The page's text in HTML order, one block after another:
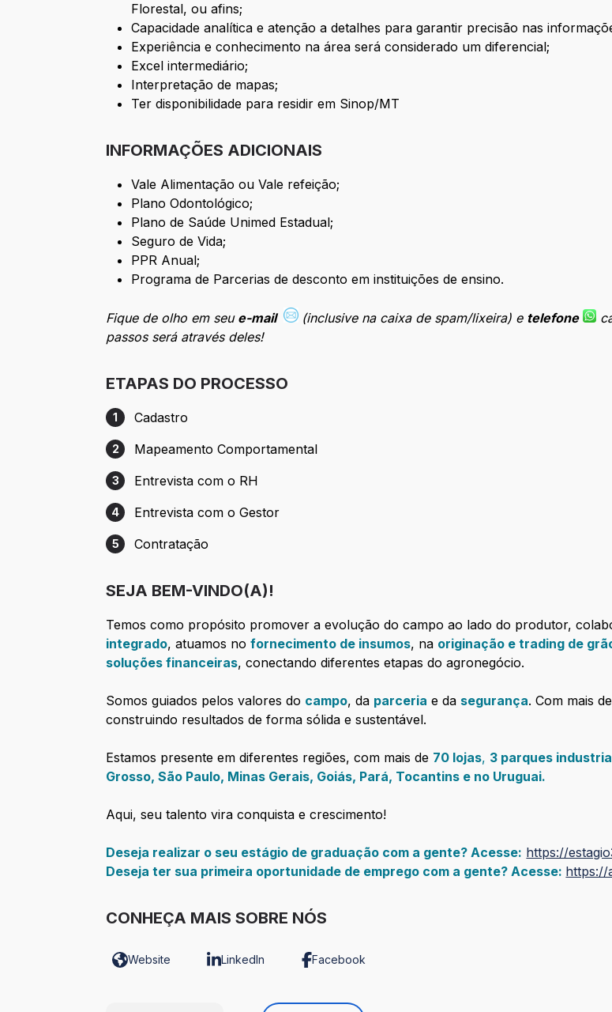
Florestal, ou afins;
Capacidade analítica e atenção a detalhes para garantir precisão nas
Experiência e conhecimento na área será considerado um diferencial;
Excel intermediário;
Interpretação de mapas;
Ter disponibilidade para residir em Sinop/MT
INFORMAÇÕES ADICIONAIS
Vale Alimentação ou Vale refeição;
Plano Odontológico;
Plano de Saúde Unimed Estadual;
Seguro de Vida;
PPR Anual;
Programa de Parcerias de desconto em instituições de ensino.
Fique de olho em seu e-mail (inclusive na caixa de spam/lixeira) e telefone
passos será através deles!
ETAPAS DO PROCESSO
Etapa 1: Cadastro
1 Cadastro
Etapa 2: Mapeamento Comportamental
2 Mapeamento Comportamental
Etapa 3: Entrevista com o RH
3 Entrevista com o RH
Etapa 4: Entrevista com o Gestor
4 Entrevista com o Gestor
Etapa 5: Contratação
5 Contratação
SEJA BEM-VINDO(A)!
Temos como propósito promover a evolução do campo ao lado do produtor,
integrado, atuamos nofornecimento de insumos, na originação e trading de
soluções financeiras, conectando diferentes etapas do agronegócio.
Somos guiados pelos valores do campo, da parceria e da segurança. Com mais
construindo resultados de forma sólida e sustentável.
Estamos presente em diferentes regiões, com mais de 70 lojas, 3 parques
Grosso, São Paulo, Minas Gerais, Goiás, Pará, Tocantins e no Uruguai.
Aqui, seu talento vira conquista e crescimento!
Deseja realizar o seu estágio de graduação com a gente? Acesse: https://
Deseja ter sua primeira oportunidade de emprego com a gente? Acesse: https://
CONHEÇA MAIS SOBRE NÓS
Website LinkedIn Facebook